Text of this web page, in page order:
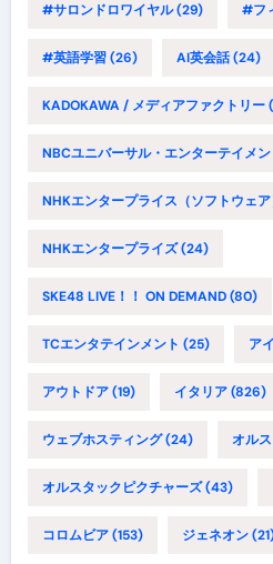
#サロンドロワイヤル(29) #フ
#英語学習(26) AI英会話(24)
KADOKAWA / メディアファクトリー
NBCユニバーサル・エンターテイメ
NHKエンタープライス（ソフトウェア
NHKエンタープライズ(24)
SKE48 LIVE！！ ON DEMAND(80)
TCエンタテインメント (25) ア
アウトドア(19) イタリア(826)
ウェブホスティング(24) オル
オルスタックピクチャーズ(43)
コロムビア(153) ジェネオン